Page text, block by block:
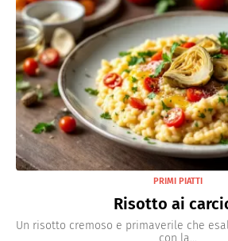
PRIMI PIATTI
Risotto ai
Un risotto cremoso e primaverile che
con la...